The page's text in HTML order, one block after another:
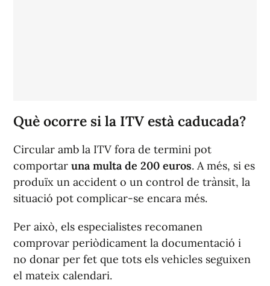
Què ocorre si la ITV està caducada?
Circular amb la ITV fora de termini pot
comportar una multa de 200 euros. A més, si es
produïx un accident o un control de trànsit, la
situació pot complicar-se encara més.
Per això, els especialistes recomanen
comprovar periòdicament la documentació i
no donar per fet que tots els vehicles seguixen
el mateix calendari.